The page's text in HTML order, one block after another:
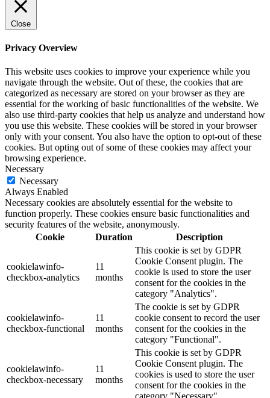
Close
Privacy Overview
This website uses cookies to improve your experience while you
navigate through the website. Out of these, the cookies that are
categorized as necessary are stored on your browser as they are
essential for the working of basic functionalities of the website. We
also use third-party cookies that help us analyze and understand how
you use this website. These cookies will be stored in your browser
only with your consent. You also have the option to opt-out of these
cookies. But opting out of some of these cookies may affect your
browsing experience.
Necessary
Necessary
Always Enabled
Necessary cookies are absolutely essential for the website to
function properly. These cookies ensure basic functionalities and
security features of the website, anonymously.
Cookie
Duration Description
cookielawinfo-
checkbox-analytics
11
months
This cookie is set by GDPR
Cookie Consent plugin. The
cookie is used to store the user
consent for the cookies in the
category "Analytics".
cookielawinfo-
checkbox-functional
11
months
The cookie is set by GDPR
cookie consent to record the user
consent for the cookies in the
category "Functional".
cookielawinfo-
checkbox-necessary
11
months
This cookie is set by GDPR
Cookie Consent plugin. The
cookies is used to store the user
consent for the cookies in the